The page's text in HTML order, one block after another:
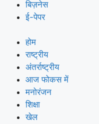
बिज़नेस
ई-पेपर
होम
राष्ट्रीय
अंतर्राष्ट्रीय
आज फोकस में
मनोरंजन
शिक्षा
खेल